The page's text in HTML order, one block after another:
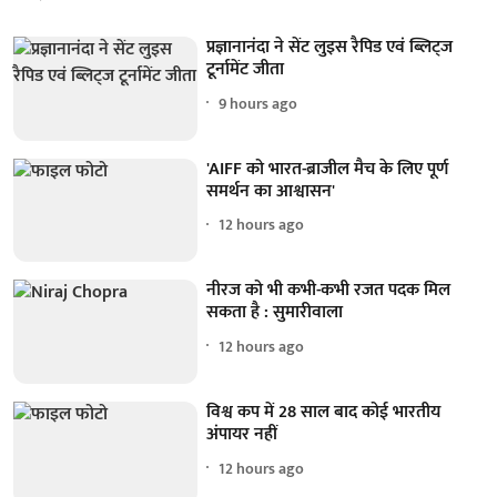
प्रज्ञानानंदा ने सेंट लुइस रैपिड एवं ब्लिट्ज
टूर्नामेंट जीता
9 hours ago
'AIFF को भारत-ब्राजील मैच के लिए पूर्ण
समर्थन का आश्वासन'
12 hours ago
नीरज को भी कभी-कभी रजत पदक मिल
सकता है : सुमारीवाला
12 hours ago
विश्व कप में 28 साल बाद कोई भारतीय
अंपायर नहीं
12 hours ago